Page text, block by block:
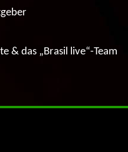
& das „Brasil live“-Team